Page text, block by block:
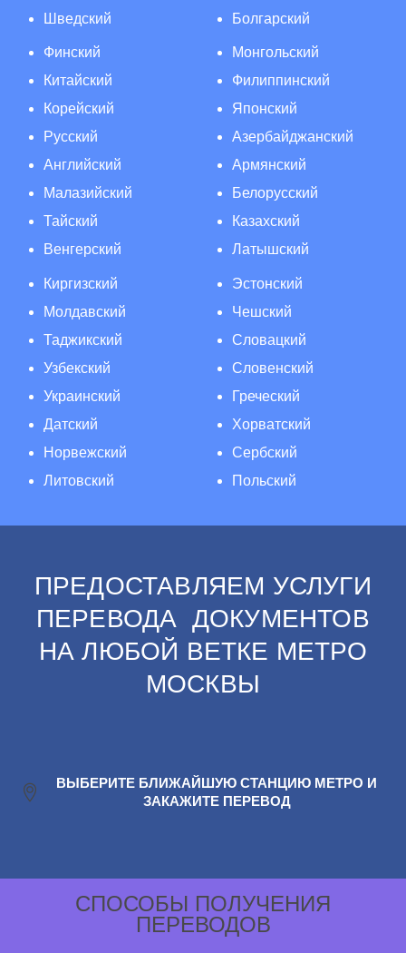
Шведский
Болгарский
Финский
Китайский
Корейский
Русский
Английский
Малазийский
Тайский
Венгерский
Монгольский
Филиппинский
Японский
Азербайджанский
Армянский
Белорусский
Казахский
Латышский
Киргизский
Молдавский
Таджикский
Узбекский
Украинский
Датский
Норвежский
Литовский
Эстонский
Чешский
Словацкий
Словенский
Греческий
Хорватский
Сербский
Польский
ПРЕДОСТАВЛЯЕМ УСЛУГИ
ПЕРЕВОДА ДОКУМЕНТОВ
НА ЛЮБОЙ ВЕТКЕ МЕТРО
МОСКВЫ
ВЫБЕРИТЕ БЛИЖАЙШУЮ СТАНЦИЮ МЕТРО И
ЗАКАЖИТЕ ПЕРЕВОД
СПОСОБЫ ПОЛУЧЕНИЯ
ПЕРЕВОДОВ